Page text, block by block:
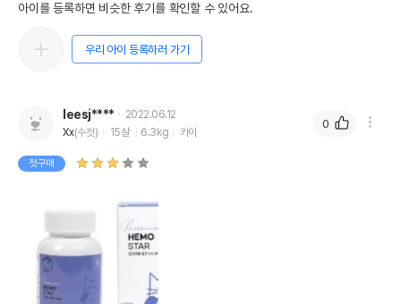
아이를 등록하면 비슷한 후기를 확인할 수 있어요.
우리 아이 등록하러 가기
leesj****
2022.06.12
Xx(수컷) 15살 6.3kg 카이
첫구매
0